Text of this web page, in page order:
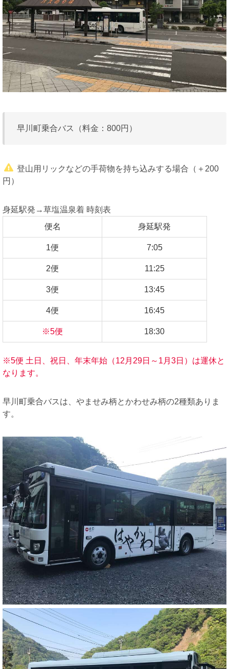
早川町乗合バス（料金：800円）
登山用リックなどの手荷物を持ち込みする場合（＋200
円）
身延駅発→草塩温泉着 時刻表
便名
身延駅発
1便 7:05
2便 11:25
3便 13:45
4便 16:45
※5便 18:30
※5便 土日、祝日、年末年始（12月29日～1月3日）は運休と
なります。
早川町乗合バスは、やませみ柄とかわせみ柄の2種類ありま
す。